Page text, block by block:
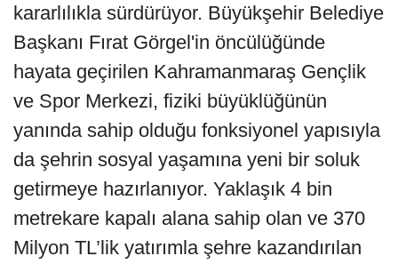
kararlılıkla sürdürüyor. Büyükşehir Belediye
Başkanı Fırat Görgel'in öncülüğünde
hayata geçirilen Kahramanmaraş Gençlik
ve Spor Merkezi, fiziki büyüklüğünün
yanında sahip olduğu fonksiyonel yapısıyla
da şehrin sosyal yaşamına yeni bir soluk
getirmeye hazırlanıyor. Yaklaşık 4 bin
metrekare kapalı alana sahip olan ve 370
Milyon TL’lik yatırımla şehre kazandırılan